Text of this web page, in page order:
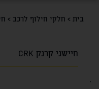
בית > חלקי חילוף לרכב >
חיישני קרנק CRK